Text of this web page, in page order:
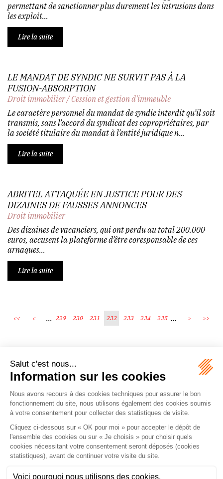
permettant de sanctionner plus durement les intrusions dans
les exploit...
Lire la suite
LE MANDAT DE SYNDIC NE SURVIT PAS À LA
FUSION-ABSORPTION
Droit immobilier/Cession et gestion d'immeuble
Le caractère personnel du mandat de syndic interdit qu’il soit
transmis, sans l’accord du syndicat des copropriétaires, par
la société titulaire du mandat à l’entité juridique n...
Lire la suite
ABRITEL ATTAQUÉE EN JUSTICE POUR DES
DIZAINES DE FAUSSES ANNONCES
Droit immobilier
Des dizaines de vacanciers, qui ont perdu au total 200.000
euros, accusent la plateforme d’être coresponsable de ces
arnaques...
Lire la suite
<< < ... 229 230 231 232 233 234 235 ... > >>
Écosystème
Carrières
Honoraires
Contacts
Mentions légales
Plan du site
Espace client